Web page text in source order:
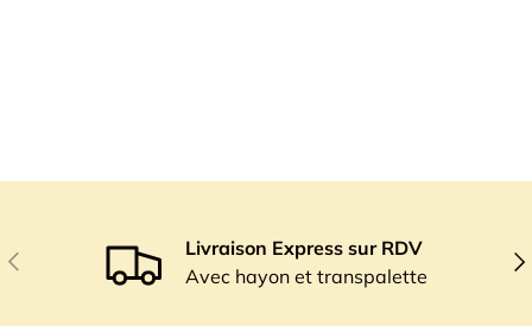
Précédent
Livraison Express sur RDV
Avec hayon et transpalette